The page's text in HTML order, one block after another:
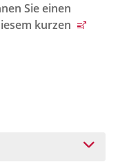
Sie einen
kurzen